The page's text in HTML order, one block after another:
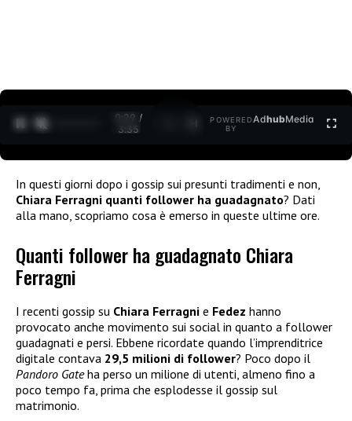
0:30 /
3:35
POWERED
BY
AdhubMedia
In questi giorni dopo i gossip sui presunti tradimenti e non,
Chiara Ferragni quanti follower ha guadagnato? Dati
alla mano, scopriamo cosa è emerso in queste ultime ore.
Quanti follower ha guadagnato Chiara
Ferragni
I recenti gossip su Chiara Ferragni e Fedez hanno
provocato anche movimento sui social in quanto a follower
guadagnati e persi. Ebbene ricordate quando l’imprenditrice
digitale contava 29,5 milioni di follower? Poco dopo il
Pandoro Gateha perso un milione di utenti, almeno fino a
poco tempo fa, prima che esplodesse il gossip sul
matrimonio.